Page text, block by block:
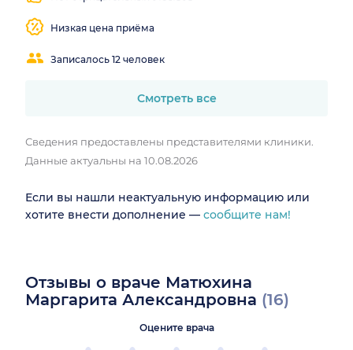
Низкая цена приёма
Записалось 12 человек
Смотреть все
Сведения предоставлены представителями клиники.
Данные актуальны на 10.08.2026
Если вы нашли неактуальную информацию или
хотите внести дополнение — сообщите нам!
Отзывы о враче Матюхина
Маргарита Александровна (16)
Оцените врача